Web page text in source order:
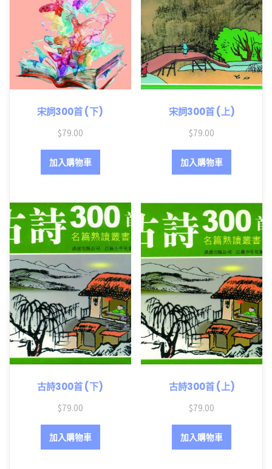
宋詞300首 (下)
$79.00
加入購物車
宋詞300首 (上)
$79.00
加入購物車
古詩300首 (下)
$79.00
加入購物車
古詩300首 (上)
$79.00
加入購物車